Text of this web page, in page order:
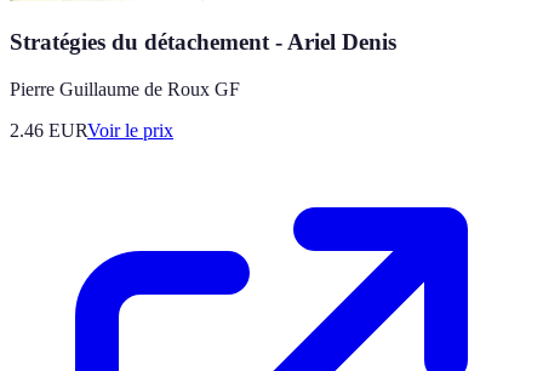
Stratégies du détachement - Ariel Denis
Pierre Guillaume de Roux GF
2.46 EURVoir le prix